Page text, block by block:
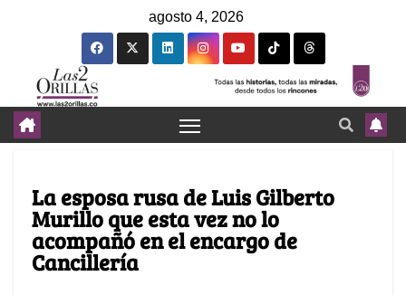
agosto 4, 2026
La esposa rusa de Luis Gilberto
Murillo que esta vez no lo
acompañó en el encargo de
Cancillería